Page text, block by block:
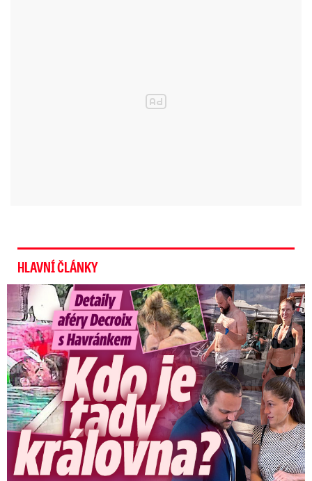
HLAVNÍ ČLÁNKY
Detaily aféry Decroix s Havránkem: Kdo je tady královna?